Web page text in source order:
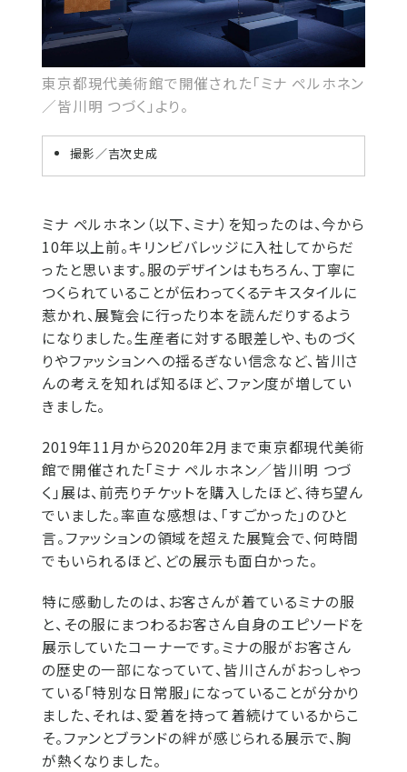
東京都現代美術館で開催された「ミナ ペルホネン
／皆川明 つづく」より。
撮影／吉次史成
ミナ ペルホネン（以下、ミナ）を知ったのは、今から
10年以上前。キリンビバレッジに入社してからだ
ったと思います。服のデザインはもちろん、丁寧に
つくられていることが伝わってくるテキスタイルに
惹かれ、展覧会に行ったり本を読んだりするよう
になりました。生産者に対する眼差しや、ものづく
りやファッションへの揺るぎない信念など、皆川さ
んの考えを知れば知るほど、ファン度が増してい
きました。
2019年11月から2020年2月まで東京都現代美術
館で開催された「ミナ ペルホネン／皆川明 つづ
く」展は、前売りチケットを購入したほど、待ち望ん
でいました。率直な感想は、「すごかった」のひと
言。ファッションの領域を超えた展覧会で、何時間
でもいられるほど、どの展示も面白かった。
特に感動したのは、お客さんが着ているミナの服
と、その服にまつわるお客さん自身のエピソードを
展示していたコーナーです。ミナの服がお客さん
の歴史の一部になっていて、皆川さんがおっしゃっ
ている「特別な日常服」になっていることが分かり
ました、それは、愛着を持って着続けているからこ
そ。ファンとブランドの絆が感じられる展示で、胸
が熱くなりました。